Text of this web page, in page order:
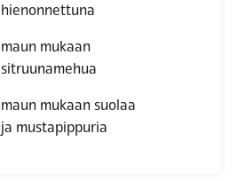
hienonnettuna
maun mukaan
sitruunamehua
maun mukaan suolaa
ja mustapippuria